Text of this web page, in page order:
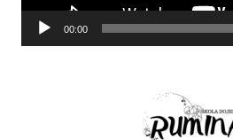
00:00